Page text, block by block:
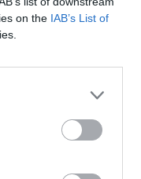
on the IAB’s List of
tekintetében a nyitás
az olajárak eddigi
előfizetéses